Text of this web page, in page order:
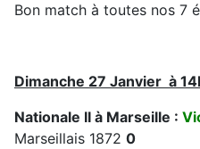
Bon match à toutes nos 7
Dimanche 27 Janvier à
Nationale II à Marseille :
Marseillais 1872 0